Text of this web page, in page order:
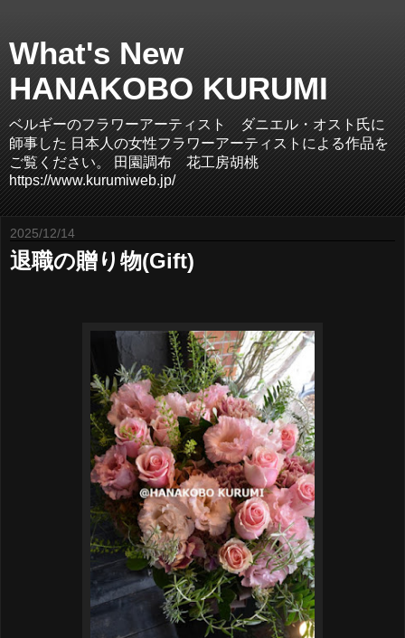
What's New
HANAKOBO KURUMI
ベルギーのフラワーアーティスト ダニエル・オスト氏に
師事した 日本人の女性フラワーアーティストによる作品を
ご覧ください。 田園調布 花工房胡桃
https://www.kurumiweb.jp/
2025/12/14
退職の贈り物(Gift)